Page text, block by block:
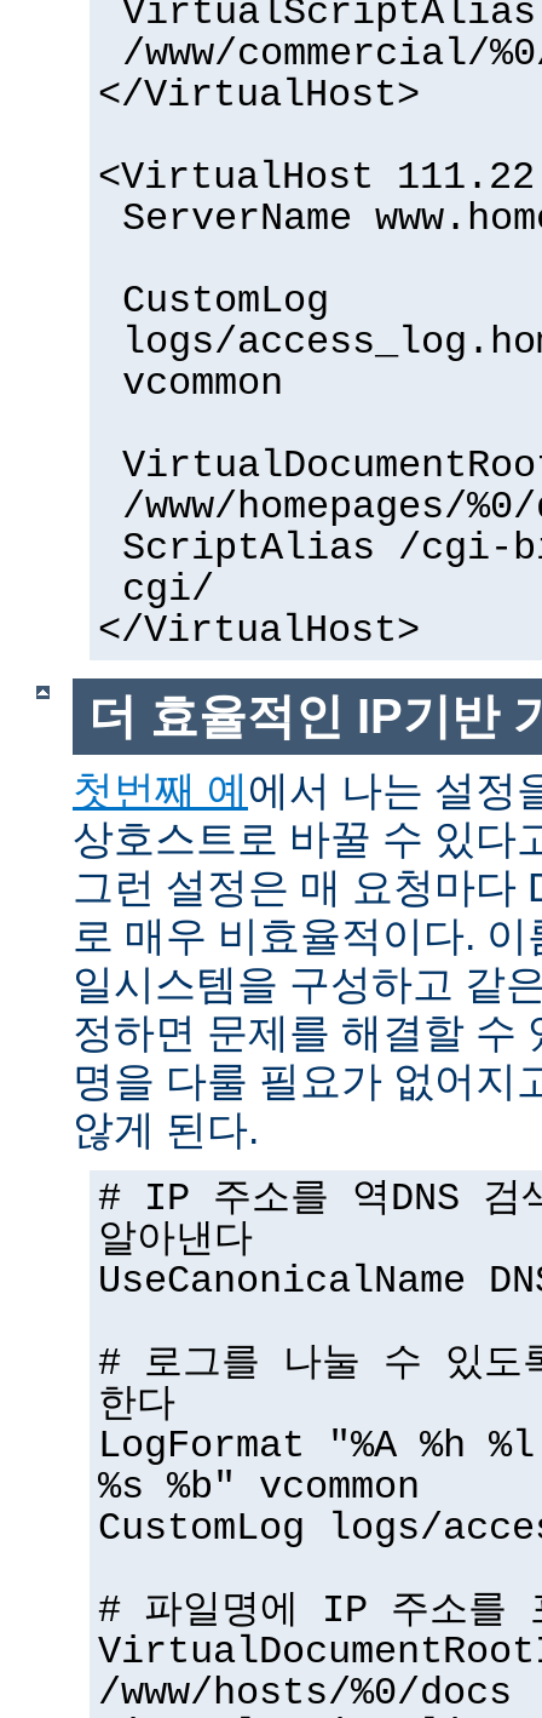
VirtualScriptAlias
/www/commercial/
</VirtualHost>
<VirtualHost
ServerName
CustomLog
logs/
vcommon
/www/homepages/
ScriptAlias /cgi-
cgi/
</VirtualHost>
더 효율적인 IP기반
첫번째 예에서 나는 설정
상호스트로 바꿀 수 있다
그런 설정은 매 요청마다
로 매우 비효율적이다.
일시스템을 구성하고 같
정하면 문제를 해결할 수
명을 다룰 필요가 없어지
않게 된다.
# IP 주소를 역DNS 검
알아낸다
UseCanonicalName
# 로그를 나눌 수 있도
한다
LogFormat "%A %h
%s %b" vcommon
CustomLog logs/
# 파일명에 IP 주소를
/www/hosts/%0/docs